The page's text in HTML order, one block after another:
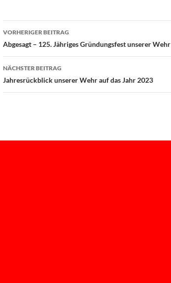
Beitragsnavigation
VORHERIGER BEITRAG
Abgesagt – 125. Jähriges Gründungsfest unserer Wehr
NÄCHSTER BEITRAG
Jahresrückblick unserer Wehr auf das Jahr 2023